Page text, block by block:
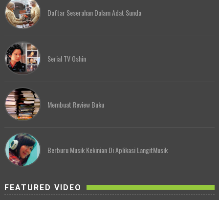
Daftar Seserahan Dalam Adat Sunda
Serial TV Oshin
Membuat Review Buku
Berburu Musik Kekinian Di Aplikasi LangitMusik
FEATURED VIDEO